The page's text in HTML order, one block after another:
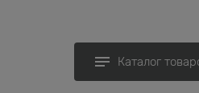
Каталог